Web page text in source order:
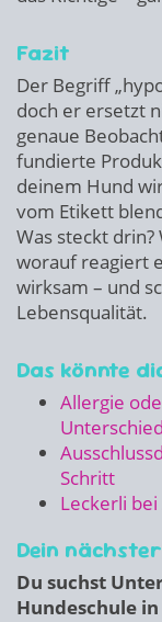
Fazit
Der Begriff
doch er ersetzt
genaue
fundierte
deinem Hund
vom Etikett
Was steckt
worauf reagiert
wirksam – und
Lebensqualität.
Das könnte
Allergie
Schritt
Leckerli
Dein
Du suchst
Hundeschule